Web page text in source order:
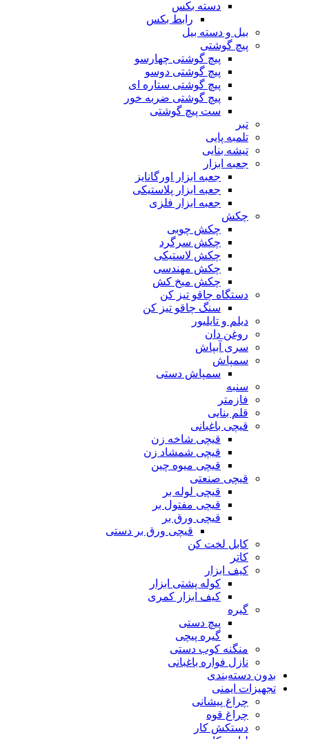
دسته بکس
رابط بکس
بیل و دسته بیل
پیچ گوشتی
پیچ گوشتی چهارسو
پیچ گوشتی دوسو
پیچ گوشتی ستاره‌ ای
پیچ گوشتی ضربه خور
ست پیچ گوشتی
تبر
تلمبه پایی
تیشه بنایی
جعبه ابزار
جعبه ابزار اورگانایز
جعبه ابزار پلاستیکی
جعبه ابزار فلزی
چکش
چکش چوبی
چکش سرگرد
چکش لاستیکی
چکش مهندسی
چکش میخ کش
دستگاه چاقو تیز کن
سنگ چاقو تیز کن
دیلم و تایلیور
روغن دان
سری آبپاش
سمپاش
سمپاش دستی
سنبه
فازمتر
قلم بنایی
قیچی باغبانی
قیچی شاخه زن
قیچی شمشاد زن
قیچی میوه چین
قیچی صنعتی
قیچی لوله بر
قیچی مفتول بر
قیچی ورق بر
قیچی ورق بر دستی
کابل لخت کن
کاتر
کیف ابزار
کوله پشتی ابزار
کیف ابزار کمری
گیره
پیچ دستی
گیره پیچی
منگنه کوب دستی
نازل فواره باغبانی
بدون دسته‌بندی
تجهیزات ایمنی
چراغ پیشانی
چراغ قوه
دستکش کار